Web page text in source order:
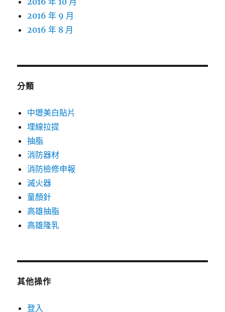
2016 年 9 月
2016 年 8 月
分類
中壢美白貼片
埋線拉提
抽脂
消防器材
消防檢修申報
滅火器
童顏針
高雄抽脂
高雄隆乳
其他操作
登入